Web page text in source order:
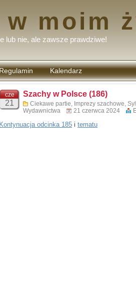
w moim
lub nie, ale zawsze prawdziwe!
Regulamin
komentarzy
Kalendarz
cze
21
Szachy w Polsce (186)
Ciekawe partie, Imprezy szachowe,
Wydawnictwa
21 czerwca 2024
Kontynuacja odcinka 185 i tematu